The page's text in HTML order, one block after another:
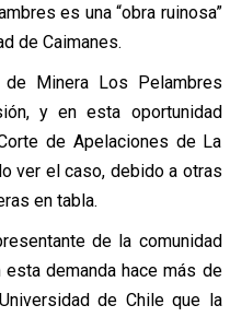
es una “obra ruinosa”
de Caimanes.
Minera Los Pelambres
y en esta oportunidad
de Apelaciones de La
ver el caso, debido a otras
en tabla.
de la comunidad
demanda hace más de
de Chile que la